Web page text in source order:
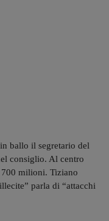
ballo il segretario del
consiglio. Al centro
milioni. Tiziano
parla di “attacchi